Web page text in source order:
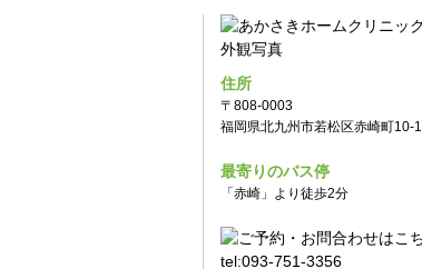
住所
〒808-0003
福岡県北九州市若松区赤崎町10-1
最寄りのバス停
「赤崎」より徒歩2分